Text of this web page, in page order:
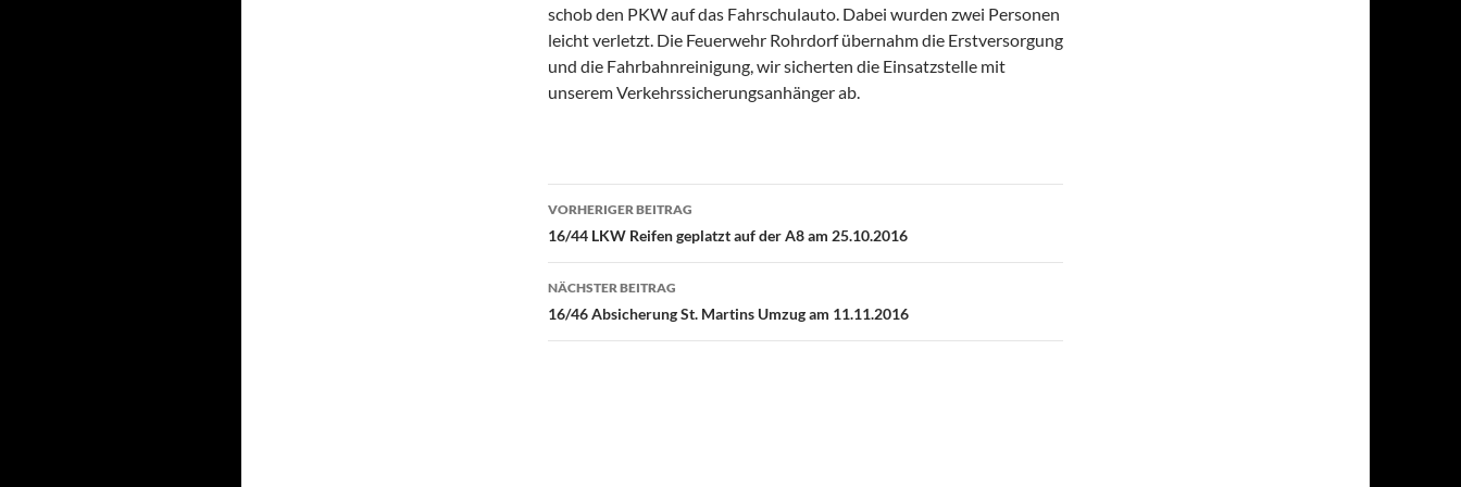
schob den PKW auf das Fahrschulauto. Dabei wurden zwei Personen
leicht verletzt. Die Feuerwehr Rohrdorf übernahm die Erstversorgung
und die Fahrbahnreinigung, wir sicherten die Einsatzstelle mit
unserem Verkehrssicherungsanhänger ab.
Beitragsnavigation
VORHERIGER BEITRAG
16/44 LKW Reifen geplatzt auf der A8 am 25.10.2016
NÄCHSTER BEITRAG
16/46 Absicherung St. Martins Umzug am 11.11.2016